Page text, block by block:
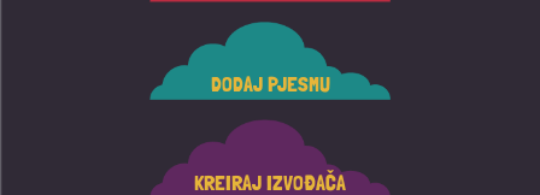
DODAJ PJESMU
KREIRAJ IZVOĐAČA